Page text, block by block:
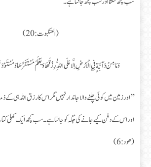
(العنکبوت:20)
وَ مَا مِنْ دَآبَّةٍ فِي الْاَرْضِ اِلَّا عَلَى اللّٰهِ رِزْقُهَا وَ يَعْلَمُ مُسْتَقَرَّهَا وَ
’’اور زمین میں کوئی چلنے والا جاندار نہیں مگر اس کا رزق اللہ ہی
اور اس کے دفن کیے جانے کی جگہ کو جانتا ہے ۔سب کچھ ایک کھلی
(ھود:6)